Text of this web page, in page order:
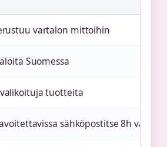
vartalon mittoihin
Suomessa
tuotteita
sähköpostitse 8h